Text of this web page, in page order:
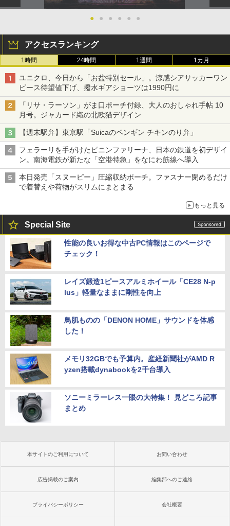
● ● ● ● ● ●
アクセスランキング
1時間 24時間 1週間 1カ月
ユニクロ、今日から「お盆特別セール」。涼感シアサッカーワン
ピース待望値下げ、撥水ギアショーツは1990円に
「リサ・ラーソン」がま口ポーチ付録、大人のおしゃれ手帖 10
月号。ジャカード織の北欧猫デザイン
【週末駅弁】東京駅「Suicaのペンギン チキンのり弁」
フェラーリを手がけたピニンファリーナ、日本の鉄道を初デザイ
ン。南海電鉄が新たな「空港特急」をなにわ筋線へ導入
本日発売「スヌーピー」圧縮収納ポーチ。ファスナー閉めるだけ
で着替えや荷物がスリムにまとまる
もっと見る
Special Site
性能の良いお得な中古PC情報はこのページで
チェック！
レイズ鍛造1ピースアルミホイール「CE28 N-p
lus」軽量なままに剛性を向上
鳥肌ものの「DENON HOME」サウンドを体感
した！
メモリ32GBでも予算内。産経新聞社がAMD R
yzen搭載dynabookを2千台導入
ソニーミラーレス一眼の大特集！ 見どころ記事
まとめ
本サイトのご利用について お問い合わせ
広告掲載のご案内 編集部へのご連絡
プライバシーポリシー 会社概要